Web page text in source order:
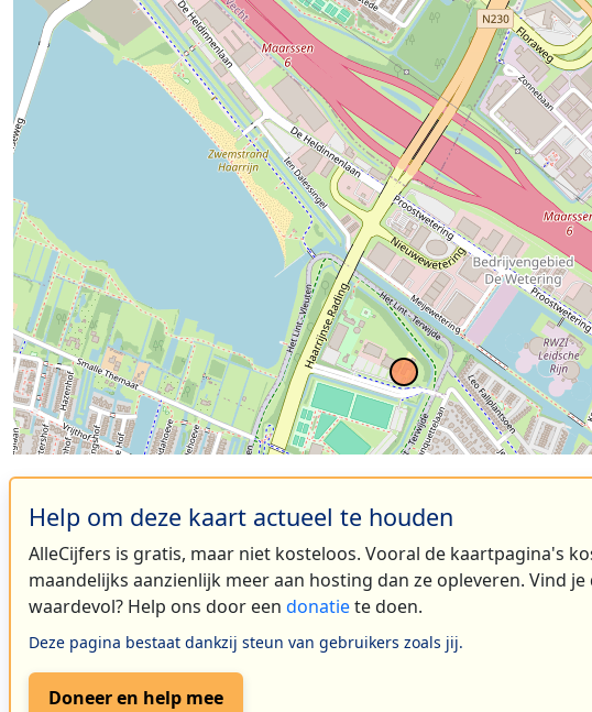
Help om deze kaart actueel te houden
AlleCijfers is gratis, maar niet kosteloos. Vooral de kaartpagina's
maandelijks aanzienlijk meer aan hosting dan ze opleveren. Vind je
waardevol? Help ons door een donatiete doen.
Deze pagina bestaat dankzij steun van gebruikers zoals jij.
Doneer en help mee